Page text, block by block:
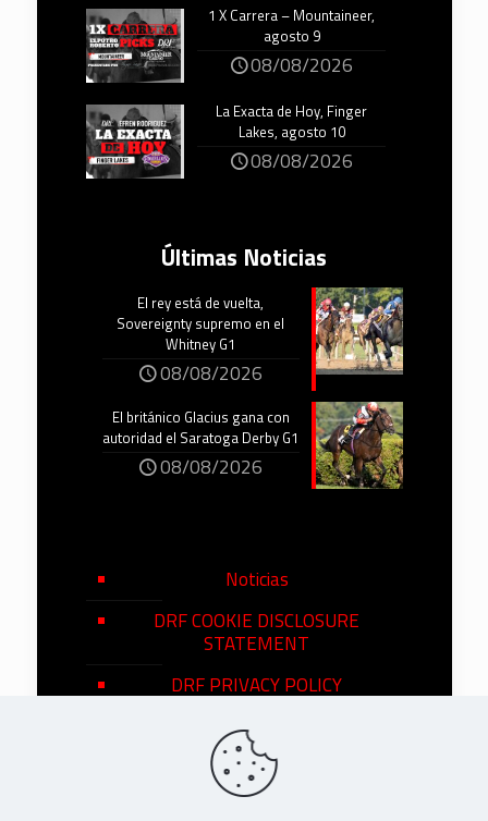
1 X Carrera – Mountaineer,
agosto 9
08/08/2026
La Exacta de Hoy, Finger
Lakes, agosto 10
08/08/2026
Últimas Noticias
El rey está de vuelta,
Sovereignty supremo en el
Whitney G1
08/08/2026
El británico Glacius gana con
autoridad el Saratoga Derby G1
08/08/2026
Noticias
DRF COOKIE DISCLOSURE
STATEMENT
DRF PRIVACY POLICY